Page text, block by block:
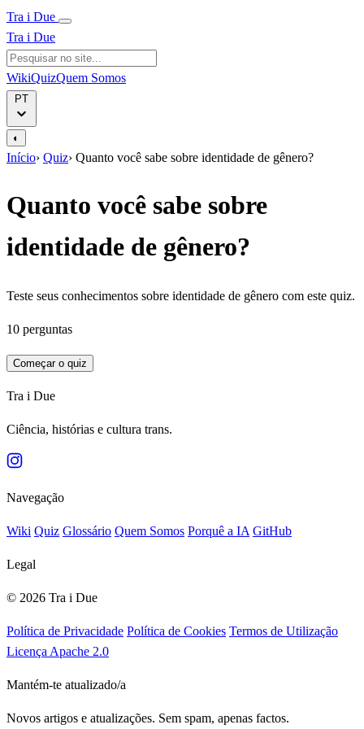
Tra i Due
Tra i Due
WikiQuizQuem Somos
◐
Início› Quiz› Quanto você sabe sobre identidade de gênero?
Quanto você sabe sobre
identidade de gênero?
Teste seus conhecimentos sobre identidade de gênero com este quiz.
10 perguntas
Começar o quiz
Tra i Due
Ciência, histórias e cultura trans.
Navegação
Wiki Quiz Glossário Quem Somos Porquê a IA GitHub
Legal
© 2026 Tra i Due
Política de Privacidade Política de Cookies Termos de Utilização
Licença Apache 2.0
Mantém-te atualizado/a
Novos artigos e atualizações. Sem spam, apenas factos.